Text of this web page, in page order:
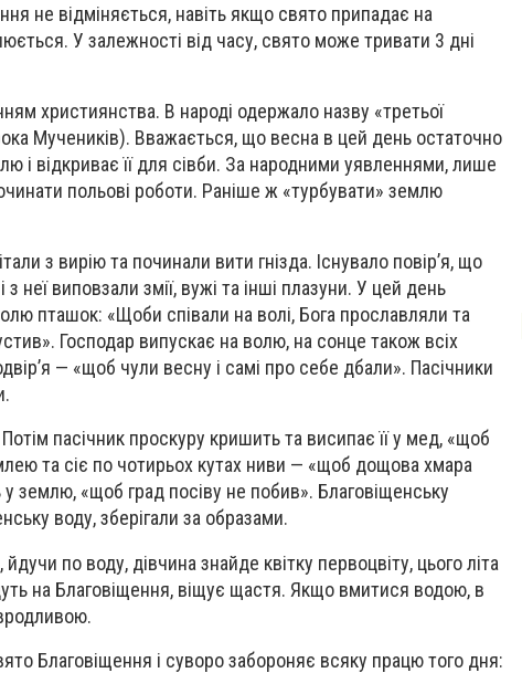
не відміняється, навіть якщо свято припадає на
У залежності від часу, свято може тривати 3 дні
християнства. В народі одержало назву «третьої
Мучеників). Вважається, що весна в цей день остаточно
і відкриває її для сівби. За народними уявленнями, лише
польові роботи. Раніше ж «турбувати» землю
з вирію та починали вити гнізда. Існувало повір’я, що
неї виповзали змії, вужі та інші плазуни. У цей день
пташок: «Щоби співали на волі, Бога прославляли та
Господар випускає на волю, на сонце також всіх
— «щоб чули весну і самі про себе дбали». Пасічники
пасічник проскуру кришить та висипає її у мед, «щоб
та сіє по чотирьох кутах ниви — «щоб дощова хмара
землю, «щоб град посіву не побив». Благовіщенську
воду, зберігали за образами.
по воду, дівчина знайде квітку первоцвіту, цього літа
на Благовіщення, віщує щастя. Якщо вмитися водою, в
Благовіщення і суворо забороняє всяку працю того дня: